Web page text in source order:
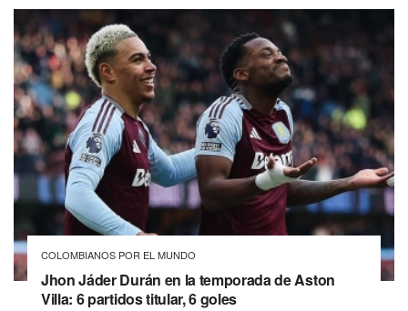
COLOMBIANOS POR EL MUNDO
Jhon Jáder Durán en la temporada de Aston
Villa: 6 partidos titular, 6 goles